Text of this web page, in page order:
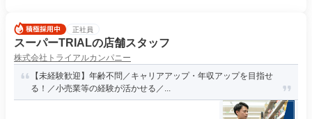
正社員
スーパーTRIALの店舗スタッフ
株式会社トライアルカンパニー
【未経験歓迎】年齢不問／キャリアアップ・年収アップを目指せ
る！／小売業等の経験が活かせる／...